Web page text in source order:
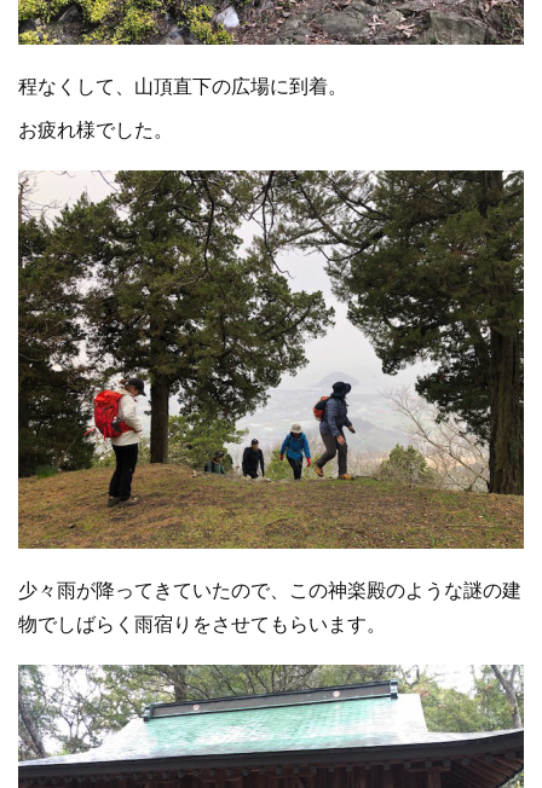
程なくして、山頂直下の広場に到着。
お疲れ様でした。
少々雨が降ってきていたので、この神楽殿のような謎の建
物でしばらく雨宿りをさせてもらいます。